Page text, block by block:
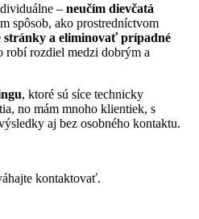
– neučím dievčatá
spôsob, ako prostredníctvom
stránky a eliminovať prípadné
robí rozdiel medzi dobrým a
, ktoré sú síce technicky
no mám mnoho klientiek, s
aj bez osobného kontaktu.
kontaktovať.